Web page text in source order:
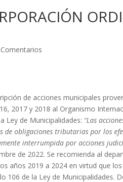
de acciones municipales
2017 y 2018 al Organismo
Ley de Municipalidades: “Las
obligaciones tributarias por los
interrumpida por acciones
de 2022. Se recomienda al
años 2019 a 2024 en virtud que
106 de la Ley de Municipalidades.